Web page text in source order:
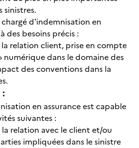
sinistres.
d'indemnisation en
des besoins précis :
relation client, prise en compte
numérique dans le domaine des
des conventions dans la
en assurance est capable
suivantes :
relation avec le client et/ou
impliquées dans le sinistre